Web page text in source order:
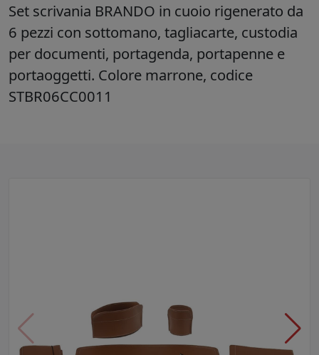
Set scrivania BRANDO in cuoio rigenerato da
6 pezzi con sottomano, tagliacarte, custodia
per documenti, portagenda, portapenne e
portaoggetti. Colore marrone, codice
STBR06CC0011